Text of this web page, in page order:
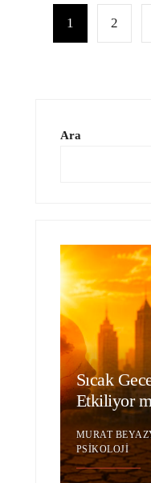
sayfalaması
1 2
Ara
Sıcak
Etkiliyor
MURAT
PSIKOLOJI